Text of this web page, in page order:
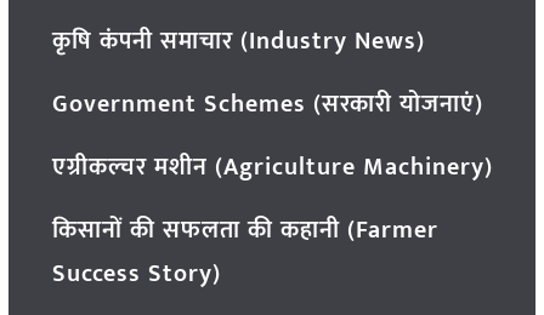
कृषि कंपनी समाचार (Industry News)
Government Schemes (सरकारी योजनाएं)
एग्रीकल्चर मशीन (Agriculture Machinery)
किसानों की सफलता की कहानी (Farmer
Success Story)